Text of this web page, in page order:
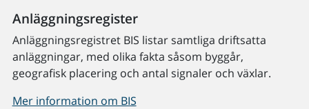
Anläggningsregister
Anläggningsregistret BIS listar samtliga driftsatta
anläggningar, med olika fakta såsom byggår,
geografisk placering och antal signaler och växlar.
Mer information om BIS